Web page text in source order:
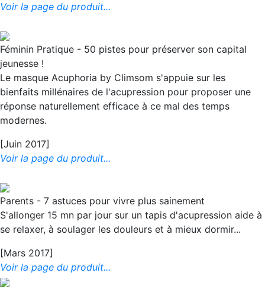
Voir la page du produit...
Féminin Pratique - 50 pistes pour préserver son capital
jeunesse !
Le masque Acuphoria by Climsom s'appuie sur les
bienfaits millénaires de l'acupression pour proposer une
réponse naturellement efficace à ce mal des temps
modernes.
[Juin 2017]
Voir la page du produit...
Parents - 7 astuces pour vivre plus sainement
S'allonger 15 mn par jour sur un tapis d'acupression aide à
se relaxer, à soulager les douleurs et à mieux dormir...
[Mars 2017]
Voir la page du produit...